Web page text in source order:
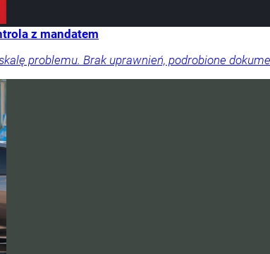
z mandatem
problemu. Brak uprawnień, podrobione